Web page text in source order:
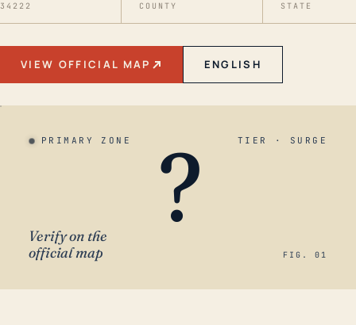
34222 COUNTY STATE
VIEW OFFICIAL MAP ENGLISH
PRIMARY ZONE TIER · SURGE
?
Verify on the
official map
FIG. 01